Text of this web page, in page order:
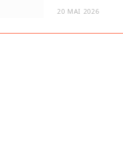
20 MAI 2026